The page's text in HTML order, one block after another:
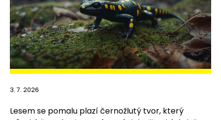
3. 7. 2026
Lesem se pomalu plazí černožlutý tvor, který